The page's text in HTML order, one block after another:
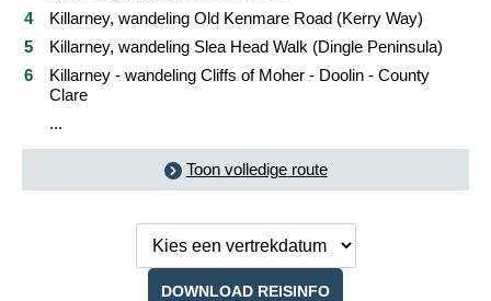
Killarney, wandeling Old Kenmare Road (Kerry Way)
Killarney, wandeling Slea Head Walk (Dingle Peninsula)
Killarney - wandeling Cliffs of Moher - Doolin - County
Clare
...
Toon volledige route
DOWNLOAD REISINFO